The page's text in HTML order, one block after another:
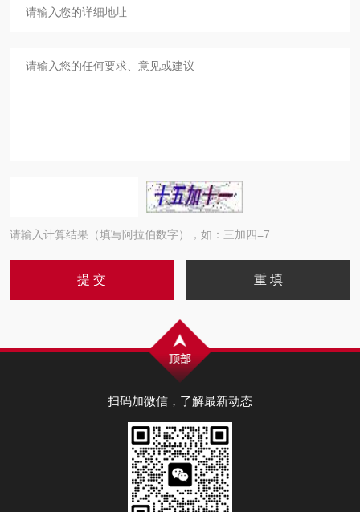
请输入计算结果（填写阿拉伯数字），如：三加四=7
扫码加微信，了解最新动态